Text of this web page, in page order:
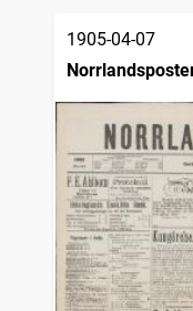
träffar
Sölvesborgstidningen
träffar
Kalmar
Socialdemokraten
Elfsborgs läns
Västerviks
träffar
Dalpilen (1854)
träffar
Haparandabladet,
träffar
Skara tidning
träffar
Göteborgs dagblad
träffar
Provinstidningen
träffar
Västervikstidningen
1905-04-07